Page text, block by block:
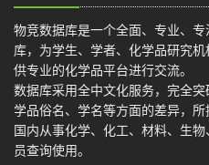
物竞数据库是一个全面、专业、专
库，为学生、学者、化学品研究
供专业的化学品平台进行交流。
数据库采用全中文化服务，完全
学品俗名、学名等方面的差异，
国内从事化学、化工、材料、生
员查询使用。